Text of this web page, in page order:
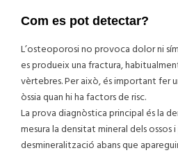
Com es pot detectar?
L’osteoporosi no provoca dolor ni
es produeix una fractura,
vèrtebres. Per això, és important fer
òssia quan hi ha factors de risc.
La prova diagnòstica principal és la
mesura la densitat mineral dels
desmineralització abans que